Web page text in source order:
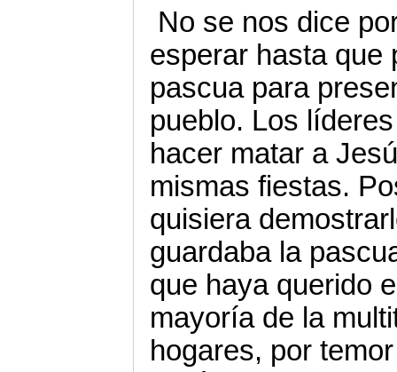
No se nos dice
esperar hasta que
pascua para
pueblo. Los
hacer matar a
mismas fiestas.
quisiera
guardaba la
que haya querido
mayoría de la
hogares, por